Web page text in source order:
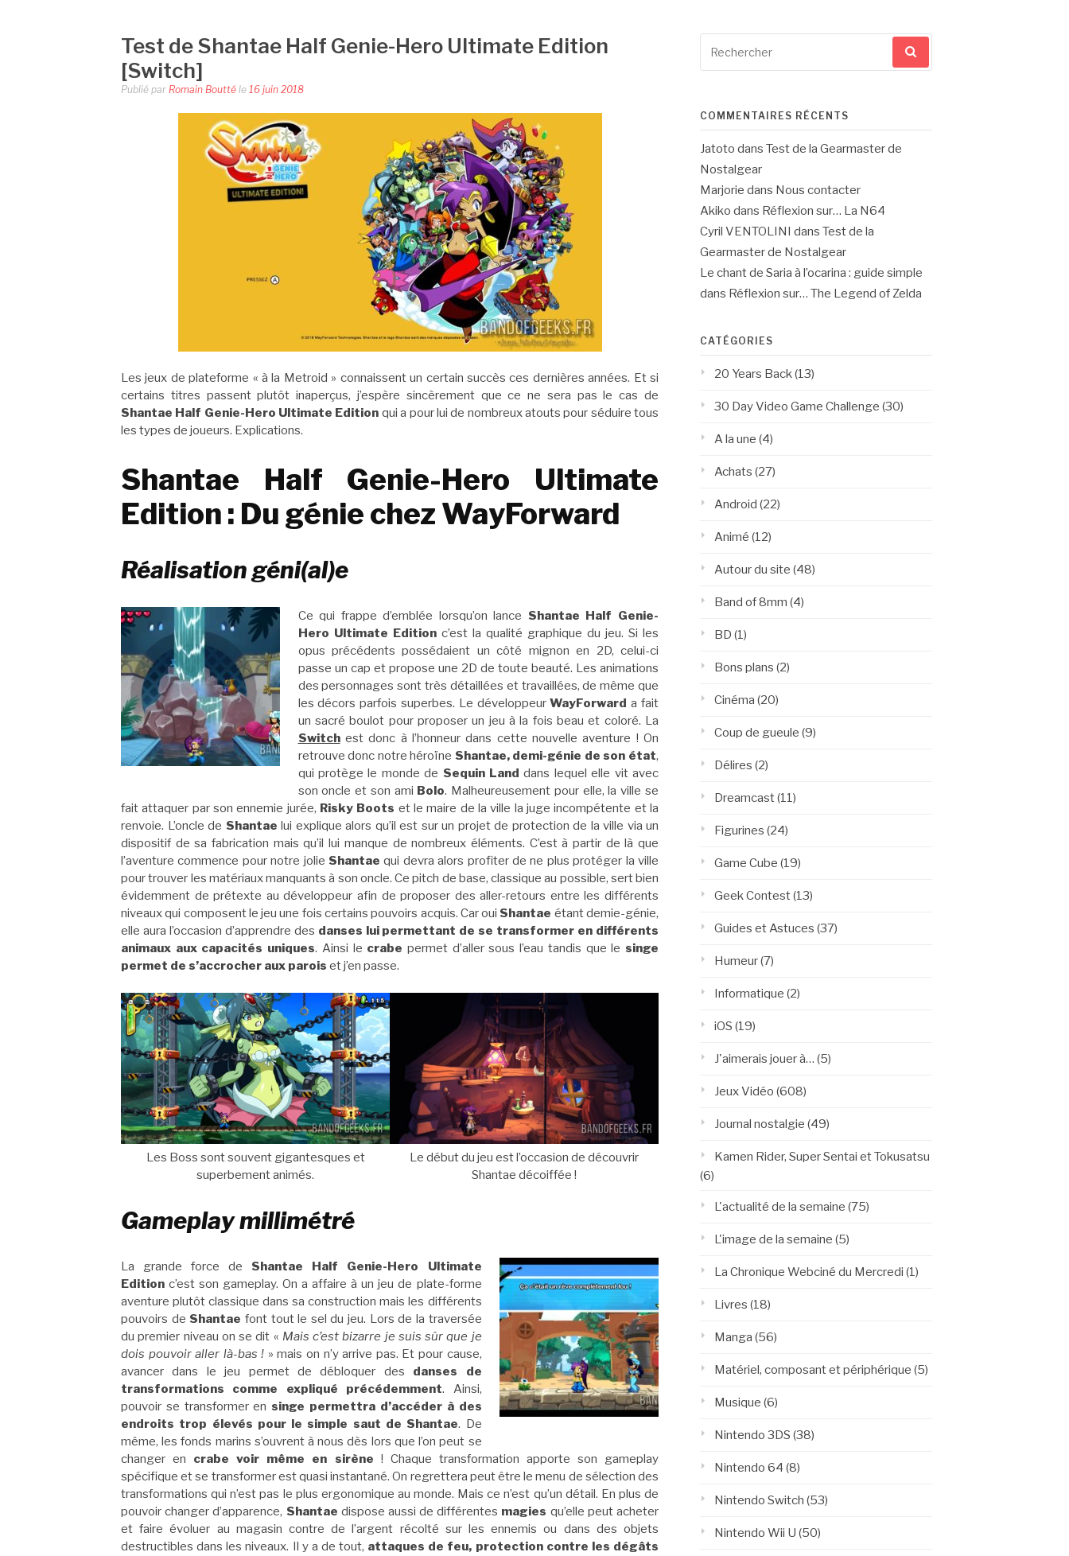
Test de Shantae Half Genie-Hero Ultimate Edition
[Switch]
Publié par Romain Boutté le 16 juin 2018
Les jeux de plateforme « à la Metroid » connaissent un certain succès ces dernières années. Et si
certains titres passent plutôt inaperçus, j’espère sincèrement que ce ne sera pas le cas de
Shantae Half Genie-Hero Ultimate Edition qui a pour lui de nombreux atouts pour séduire tous
les types de joueurs. Explications.
Shantae Half Genie-Hero Ultimate
Edition : Du génie chez WayForward
Réalisation géni(al)e
Ce qui frappe d’emblée lorsqu’on lance Shantae Half Genie-
Hero Ultimate Edition c’est la qualité graphique du jeu. Si les
opus précédents possédaient un côté mignon en 2D, celui-ci
passe un cap et propose une 2D de toute beauté. Les animations
des personnages sont très détaillées et travaillées, de même que
les décors parfois superbes. Le développeurWayForwarda fait
un sacré boulot pour proposer un jeu à la fois beau et coloré. La
Switchest donc à l’honneur dans cette nouvelle aventure ! On
retrouve donc notre héroïne Shantae, demi-génie de son état,
qui protège le monde de Sequin Land dans lequel elle vit avec
son oncle et son ami Bolo. Malheureusement pour elle, la ville se
fait attaquer par son ennemie jurée, Risky Boots et le maire de la ville la juge incompétente et la
renvoie. L’oncle de Shantae lui explique alors qu’il est sur un projet de protection de la ville via un
dispositif de sa fabrication mais qu’il lui manque de nombreux éléments. C’est à partir de là que
l’aventure commence pour notre jolie Shantaequi devra alors profiter de ne plus protéger la ville
pour trouver les matériaux manquants à son oncle. Ce pitch de base, classique au possible, sert bien
évidemment de prétexte au développeur afin de proposer des aller-retours entre les différents
niveaux qui composent le jeu une fois certains pouvoirs acquis. Car oui Shantae étant demie-génie,
elle aura l’occasion d’apprendre des danses lui permettant de se transformer en différents
animaux aux capacités uniques. Ainsi le crabepermet d’aller sous l’eau tandis que lesinge
permet de s’accrocher aux parois et j’en passe.
Les Boss sont souvent gigantesques et
superbement animés.
Le début du jeu est l’occasion de découvrir
Shantae décoiffée !
Gameplay millimétré
La grande force de Shantae Half Genie-Hero Ultimate
Editionc’est son gameplay. On a affaire à un jeu de plate-forme
aventure plutôt classique dans sa construction mais les différents
pouvoirs de Shantae font tout le sel du jeu. Lors de la traversée
du premier niveau on se dit « Mais c’est bizarre je suis sûr que je
dois pouvoir aller là-bas ! » mais on n’y arrive pas. Et pour cause,
avancer dans le jeu permet de débloquer des danses de
transformations comme expliqué précédemment. Ainsi,
pouvoir se transformer ensinge permettra d’accéder à des
endroits trop élevés pour le simple saut de Shantae. De
même, les fonds marins s’ouvrent à nous dès lors que l’on peut se
changer en crabe voir même en sirène ! Chaque transformation apporte son gameplay
spécifique et se transformer est quasi instantané. On regrettera peut être le menu de sélection des
transformations qui n’est pas le plus ergonomique au monde. Mais ce n’est qu’un détail. En plus de
pouvoir changer d’apparence, Shantae dispose aussi de différentes magies qu’elle peut acheter
et faire évoluer au magasin contre de l’argent récolté sur les ennemis ou dans des objets
destructibles dans les niveaux. Il y a de tout, attaques de feu, protection contre les dégâts
pour
COMMENTAIRES RÉCENTS
Jatoto dans Test de la Gearmaster de
Nostalgear
Marjorie dans Nous contacter
Akiko dans Réflexion sur… La N64
Cyril VENTOLINI dans Test de la
Gearmaster de Nostalgear
Le chant de Saria à l’ocarina : guide simple
dans Réflexion sur… The Legend of Zelda
CATÉGORIES
20 Years Back (13)
30 Day Video Game Challenge (30)
A la une (4)
Achats (27)
Android (22)
Animé (12)
Autour du site (48)
Band of 8mm (4)
BD (1)
Bons plans (2)
Cinéma (20)
Coup de gueule (9)
Délires (2)
Dreamcast(11)
Figurines (24)
Game Cube (19)
Geek Contest(13)
Guides et Astuces (37)
Humeur(7)
Informatique (2)
iOS (19)
J'aimerais jouer à… (5)
Jeux Vidéo (608)
Journal nostalgie (49)
Kamen Rider, Super Sentai et Tokusatsu
(6)
L'actualité de la semaine (75)
L'image de la semaine (5)
La Chronique Webciné du Mercredi (1)
Livres (18)
Manga (56)
Matériel, composant et périphérique (5)
Musique (6)
Nintendo 3DS (38)
Nintendo 64 (8)
Nintendo Switch (53)
Nintendo Wii U (50)